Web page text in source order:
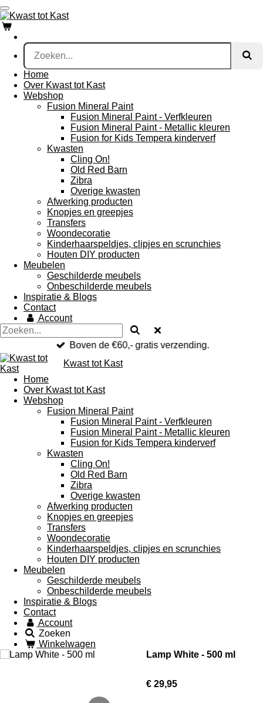
Ga
direct
naar
de
hoofdinhoud
Home
Over Kwast tot Kast
Webshop
Fusion Mineral Paint
Fusion Mineral Paint - Verfkleuren
Fusion Mineral Paint - Metallic kleuren
Fusion for Kids Tempera kinderverf
Kwasten
Cling On!
Old Red Barn
Zibra
Overige kwasten
Afwerking producten
Knopjes en greepjes
Transfers
Woondecoratie
Kinderhaarspeldjes, clipjes en scrunchies
Houten DIY producten
Meubelen
Geschilderde meubels
Onbeschilderde meubels
Inspiratie & Blogs
Contact
Account
Boven de €60,- gratis verzending.
Kwast tot Kast
Home
Over Kwast tot Kast
Webshop
Fusion Mineral Paint
Fusion Mineral Paint - Verfkleuren
Fusion Mineral Paint - Metallic kleuren
Fusion for Kids Tempera kinderverf
Kwasten
Cling On!
Old Red Barn
Zibra
Overige kwasten
Afwerking producten
Knopjes en greepjes
Transfers
Woondecoratie
Kinderhaarspeldjes, clipjes en scrunchies
Houten DIY producten
Meubelen
Geschilderde meubels
Onbeschilderde meubels
Inspiratie & Blogs
Contact
Account
Zoeken
Winkelwagen
Lamp White - 500 ml
€ 29,95